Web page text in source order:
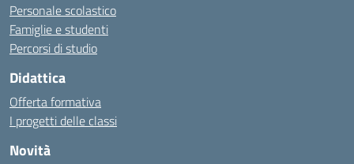
Personale scolastico
Famiglie e studenti
Percorsi di studio
Didattica
Offerta formativa
I progetti delle classi
Novità